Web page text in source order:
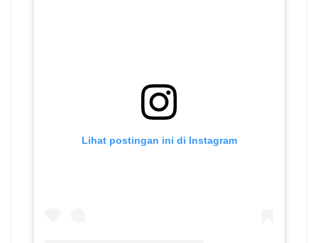
Lihat postingan ini di Instagram